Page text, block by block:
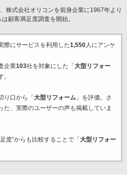
株式会社オリコンを前身企業に1967年より
顧客満足度調査を開始。
際にサービスを利用した1,550人にアンケ
企業103社を対象にした「 大型リフォー
り口から「 大型リフォーム」を評価。さ
た、実際のユーザーの声も掲載していま
度”からも比較することで「 大型リフォー